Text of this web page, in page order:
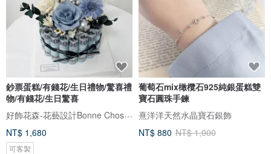
鈔票蛋糕/有錢花/生日禮物/驚喜禮
物/有錢花/生日驚喜
好飾花森-花藝設計Bonne Chose．Floral Art
NT$ 1,680
可客製
葡萄石mix橄欖石925純銀蛋糕雙
寶石圓珠手鍊
熹洋洋天然水晶寶石銀飾
NT$ 880 NT$ 1,000